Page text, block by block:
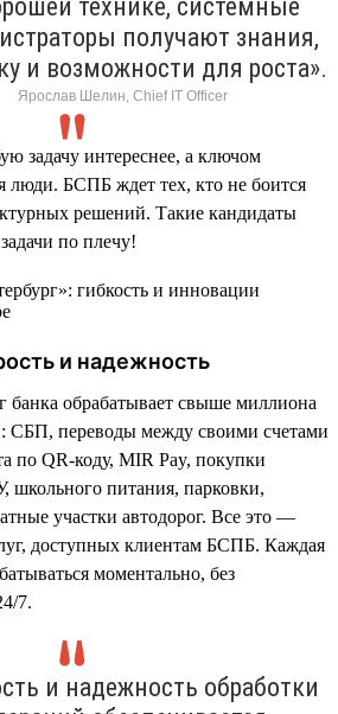
технике, системные
получают знания,
и возможности для роста».
Ярослав Шелин, Chief IT Officer
задачу интереснее, а ключом
люди. БСПБ ждет тех, кто не боится
решений. Такие кандидаты
по плечу!
и надежность
банка обрабатывает свыше миллиона
СБП, переводы между своими счетами
по QR-коду, MIR Pay, покупки
школьного питания, парковки,
участки автодорог. Все это —
доступных клиентам БСПБ. Каждая
моментально, без
7.
и надежность обработки